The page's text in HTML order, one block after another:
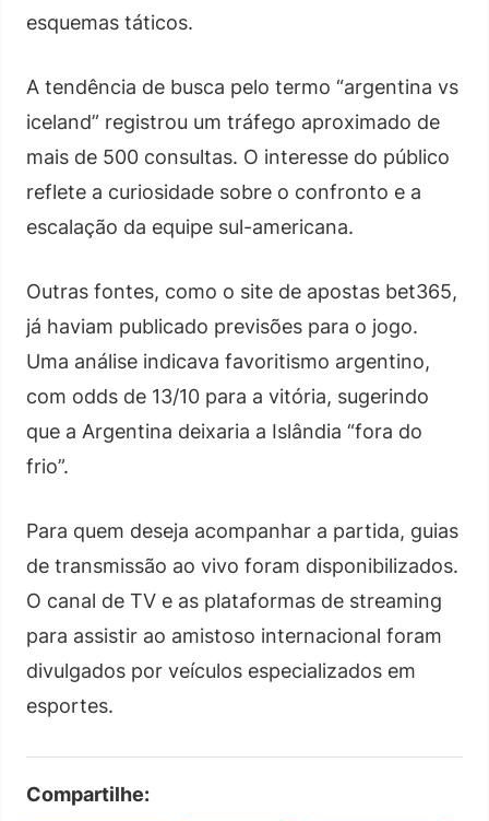
esquemas táticos.
A tendência de busca pelo termo “argentina vs
iceland” registrou um tráfego aproximado de
mais de 500 consultas. O interesse do público
reflete a curiosidade sobre o confronto e a
escalação da equipe sul-americana.
Outras fontes, como o site de apostas bet365,
já haviam publicado previsões para o jogo.
Uma análise indicava favoritismo argentino,
com odds de 13/10 para a vitória, sugerindo
que a Argentina deixaria a Islândia “fora do
frio”.
Para quem deseja acompanhar a partida, guias
de transmissão ao vivo foram disponibilizados.
O canal de TV e as plataformas de streaming
para assistir ao amistoso internacional foram
divulgados por veículos especializados em
esportes.
Compartilhe: